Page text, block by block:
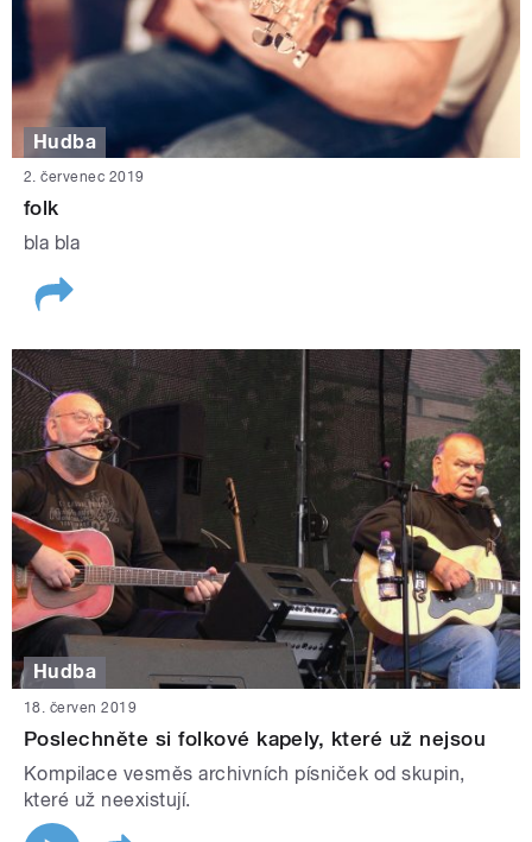
Hudba
2. červenec 2019
folk
bla bla
Hudba
18. červen 2019
Poslechněte si folkové kapely, které už nejsou
Kompilace vesměs archivních písniček od skupin,
které už neexistují.